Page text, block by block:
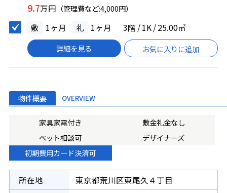
9.7万円 （管理費など:4,000円）
敷 1ヶ月 礼 1ヶ月 3階 / 1K / 25.00㎡
詳細を見る お気に入りに追加
物件概要 OVERVIEW
家具家電付き
敷金礼金なし
ペット相談可
デザイナーズ
初期費用カード決済可
所在地 東京都荒川区東尾久４丁目